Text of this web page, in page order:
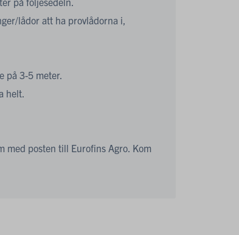
lådor att ha provlådorna i,
på 3-5 meter.
helt.
med posten till Eurofins Agro. Kom